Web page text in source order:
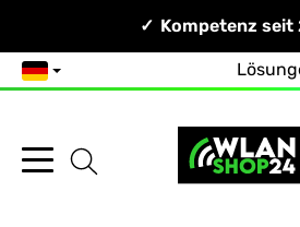
Persönlich & Erreichbar!
Kompetenz seit 2008!Zuverlässig &
Deutsch